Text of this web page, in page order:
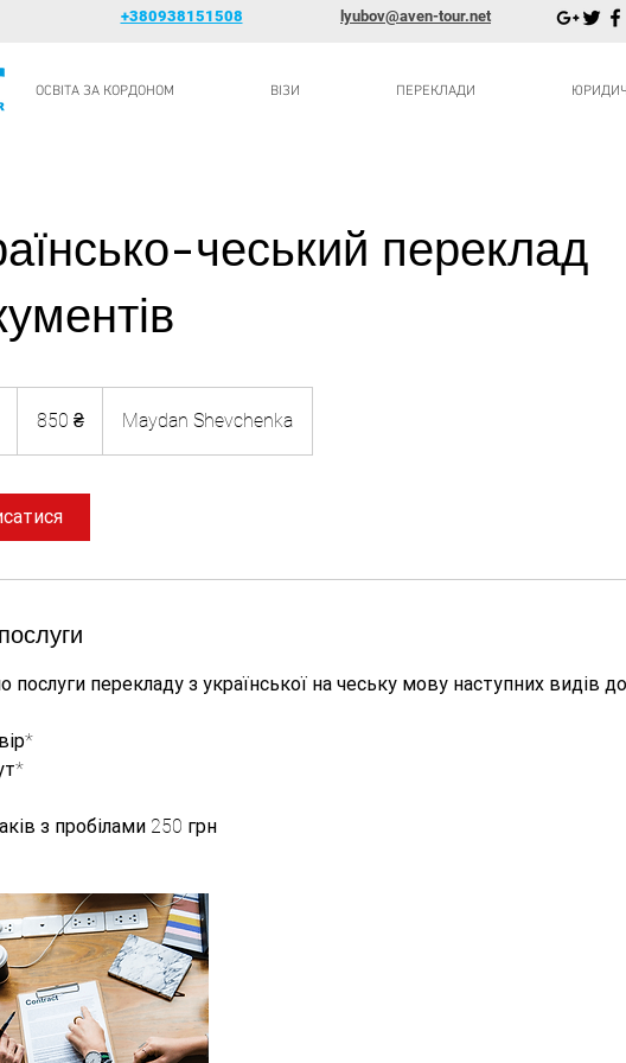
+380938151508 lyubov@aven-tour.net
ОСВІТА ЗА КОРДОНОМ ВІЗИ ПЕРЕКЛАДИ
чеський переклад
г
гривень
850 ₴ Maydan Shevchenka
послуги перекладу з української на чеську мову наступних видів
з пробілами 250 грн